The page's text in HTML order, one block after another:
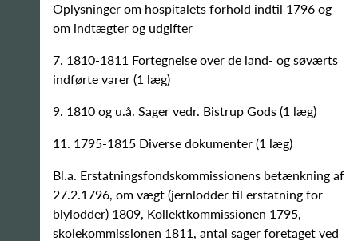
Oplysninger om hospitalets forhold indtil 1796 og
om indtægter og udgifter
7. 1810-1811 Fortegnelse over de land- og søværts
indførte varer (1 læg)
9. 1810 og u.å. Sager vedr. Bistrup Gods (1 læg)
11. 1795-1815 Diverse dokumenter (1 læg)
Bl.a. Erstatningsfondskommissionens betænkning af
27.2.1796, om vægt (jernlodder til erstatning for
blylodder) 1809, Kollektkommissionen 1795,
skolekommissionen 1811, antal sager foretaget ved